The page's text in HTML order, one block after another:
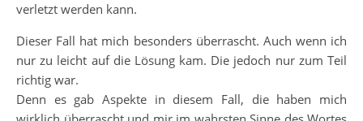
verletzt werden kann.
Dieser Fall hat mich besonders überrascht. Auch wenn ich
nur zu leicht auf die Lösung kam. Die jedoch nur zum Teil
richtig war.
Denn es gab Aspekte in diesem Fall, die haben mich